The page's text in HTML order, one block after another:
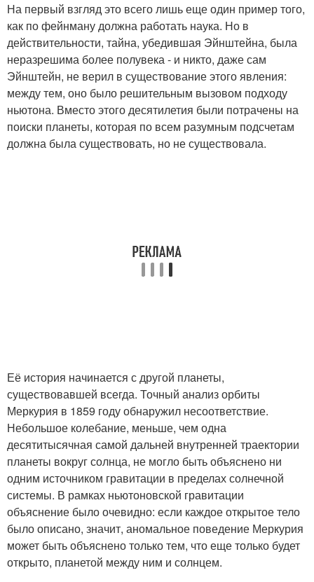
На первый взгляд это всего лишь еще один пример того,
как по фейнману должна работать наука. Но в
действительности, тайна, убедившая Эйнштейна, была
неразрешима более полувека - и никто, даже сам
Эйнштейн, не верил в существование этого явления:
между тем, оно было решительным вызовом подходу
ньютона. Вместо этого десятилетия были потрачены на
поиски планеты, которая по всем разумным подсчетам
должна была существовать, но не существовала.
Её история начинается с другой планеты,
существовавшей всегда. Точный анализ орбиты
Меркурия в 1859 году обнаружил несоответствие.
Небольшое колебание, меньше, чем одна
десятитысячная самой дальней внутренней траектории
планеты вокруг солнца, не могло быть объяснено ни
одним источником гравитации в пределах солнечной
системы. В рамках ньютоновской гравитации
объяснение было очевидно: если каждое открытое тело
было описано, значит, аномальное поведение Меркурия
может быть объяснено только тем, что еще только будет
открыто, планетой между ним и солнцем.